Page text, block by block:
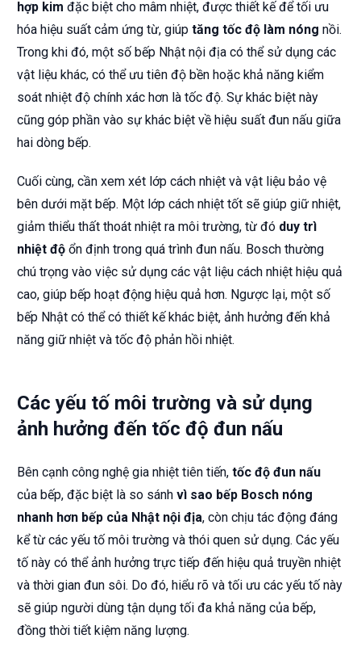
hợp kim đặc biệt cho mâm nhiệt, được thiết kế để tối ưu
hóa hiệu suất cảm ứng từ, giúp tăng tốc độ làm nóng nồi.
Trong khi đó, một số bếp Nhật nội địa có thể sử dụng các
vật liệu khác, có thể ưu tiên độ bền hoặc khả năng kiểm
soát nhiệt độ chính xác hơn là tốc độ. Sự khác biệt này
cũng góp phần vào sự khác biệt về hiệu suất đun nấu giữa
hai dòng bếp.
Cuối cùng, cần xem xét lớp cách nhiệt và vật liệu bảo vệ
bên dưới mặt bếp. Một lớp cách nhiệt tốt sẽ giúp giữ nhiệt,
giảm thiểu thất thoát nhiệt ra môi trường, từ đó duy trì
nhiệt độ ổn định trong quá trình đun nấu. Bosch thường
chú trọng vào việc sử dụng các vật liệu cách nhiệt hiệu quả
cao, giúp bếp hoạt động hiệu quả hơn. Ngược lại, một số
bếp Nhật có thể có thiết kế khác biệt, ảnh hưởng đến khả
năng giữ nhiệt và tốc độ phản hồi nhiệt.
Các yếu tố môi trường và sử dụng
ảnh hưởng đến tốc độ đun nấu
Bên cạnh công nghệ gia nhiệt tiên tiến, tốc độ đun nấu
của bếp, đặc biệt là so sánh vì sao bếp Bosch nóng
nhanh hơn bếp của Nhật nội địa, còn chịu tác động đáng
kể từ các yếu tố môi trường và thói quen sử dụng. Các yếu
tố này có thể ảnh hưởng trực tiếp đến hiệu quả truyền nhiệt
và thời gian đun sôi. Do đó, hiểu rõ và tối ưu các yếu tố này
sẽ giúp người dùng tận dụng tối đa khả năng của bếp,
đồng thời tiết kiệm năng lượng.